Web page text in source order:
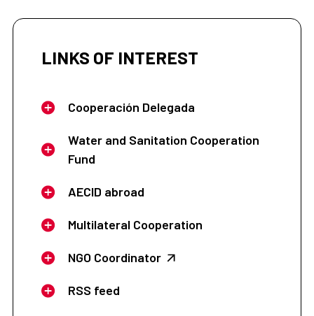
LINKS OF INTEREST
Cooperación Delegada
Water and Sanitation Cooperation
Fund
AECID abroad
Multilateral Cooperation
NGO Coordinator
RSS feed